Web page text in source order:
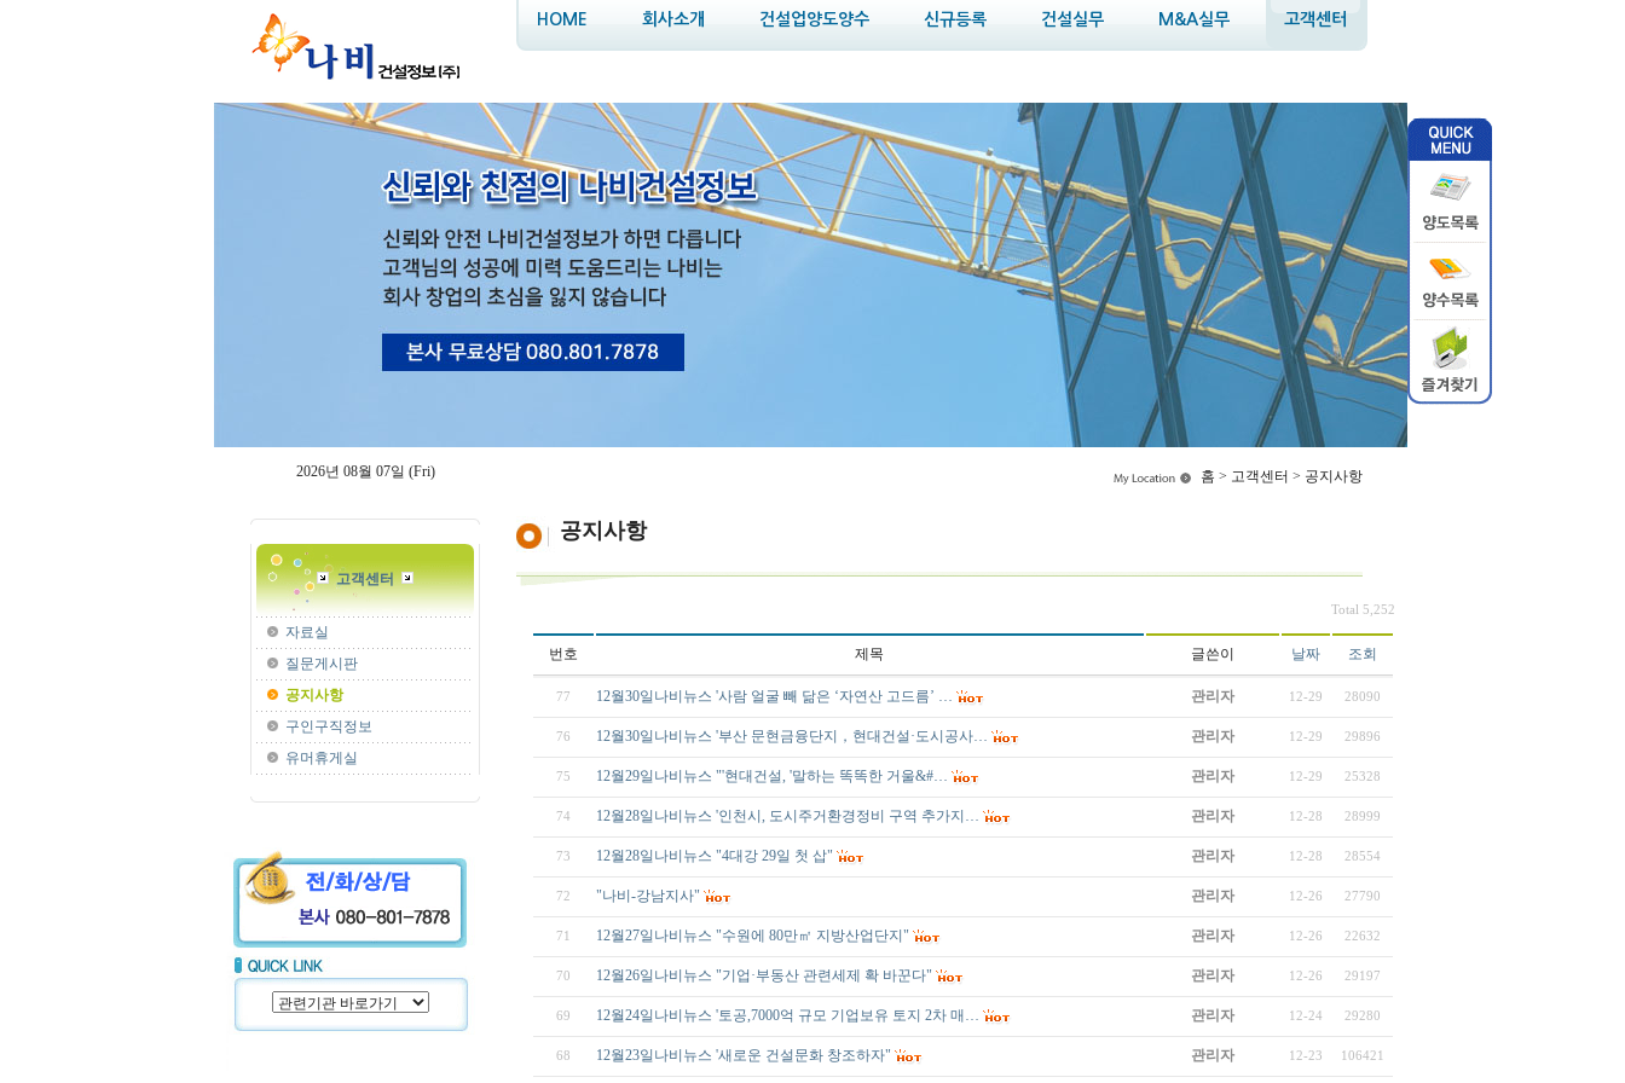
HOME 회사소개 건설업양도양수 신규등록 건설실무 M&A실무 고객센터
2026년 08월 07일 (Fri)
고객센터
자료실
질문게시판
공지사항
구인구직정보
유머휴게실
홈 > 고객센터 > 공지사항
공지사항
Total 5,252
번호 제목 글쓴이 날짜 조회
77 12월30일나비뉴스 '사람 얼굴 빼 닮은 ‘자연산 고드름’ … 관리자 12-29 28090
76 12월30일나비뉴스 '부산 문현금융단지，현대건설·도시공사… 관리자 12-29 29896
75 12월29일나비뉴스 "'현대건설, '말하는 똑똑한 거울&#… 관리자 12-29 25328
74 12월28일나비뉴스 '인천시, 도시주거환경정비 구역 추가지… 관리자 12-28 28999
73 12월28일나비뉴스 "4대강 29일 첫 삽" 관리자 12-28 28554
72 "나비-강남지사" 관리자 12-26 27790
71 12월27일나비뉴스 "수원에 80만㎡ 지방산업단지" 관리자 12-26 22632
70 12월26일나비뉴스 "기업·부동산 관련세제 확 바꾼다" 관리자 12-26 29197
69 12월24일나비뉴스 '토공,7000억 규모 기업보유 토지 2차 매… 관리자 12-24 29280
68 12월23일나비뉴스 '새로운 건설문화 창조하자" 관리자 12-23 106421